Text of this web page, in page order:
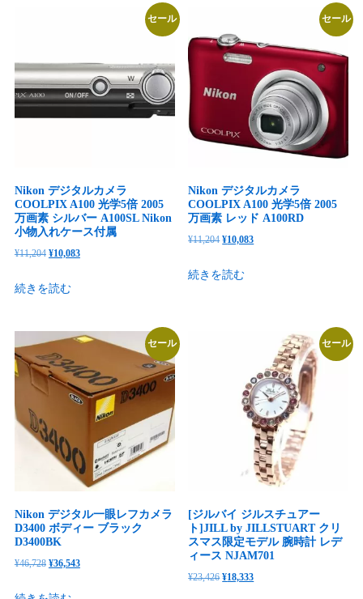
セール
Nikon デジタルカメラ
COOLPIX A100 光学5倍 2005
万画素 シルバー A100SL Nikon
小物入れケース付属
¥11,204 元
価
は
で
¥10,083現
格
¥10,083
で
す。
続きを読む
セール
Nikon デジタルカメラ
COOLPIX A100 光学5倍 2005
万画素 レッド A100RD
¥11,204 元
価
¥10,083現
¥10,083
で
す。
続きを読む
セール
Nikon デジタル一眼レフカメラ
D3400 ボディー ブラック
D3400BK
¥46,728 元
¥36,543現
セール
[ジルバイ ジルスチュアー
ト]JILL by JILLSTUART クリ
スマス限定モデル 腕時計 レデ
ィース NJAM701
¥23,426 元
¥18,333現